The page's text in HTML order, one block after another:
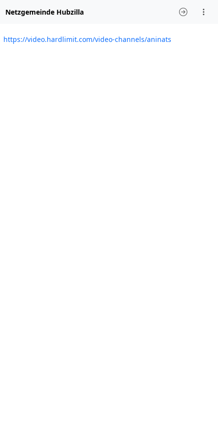
Netzgemeinde Hubzilla
https://video.hardlimit.com/video-channels/aninats